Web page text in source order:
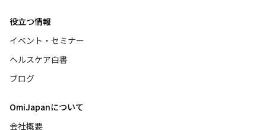
役立つ情報
イベント・セミナー
ヘルスケア白書
ブログ
OmiJapanについて
会社概要